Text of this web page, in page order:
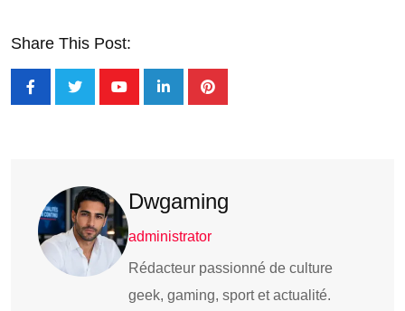
Share This Post:
Dwgaming
administrator
Rédacteur passionné de culture
geek, gaming, sport et actualité.